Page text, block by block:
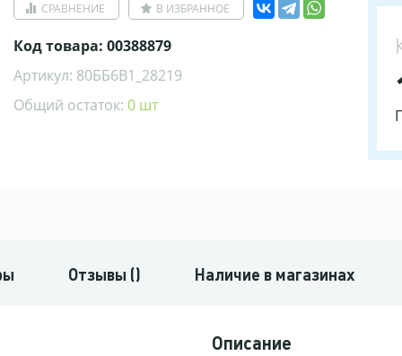
СРАВНЕНИЕ В ИЗБРАННОЕ
Код товара: 00388879
Артикул: 80ББ6В1_28219
Общий остаток:0 шт
Отзывы () Наличие в магазинах
Описание